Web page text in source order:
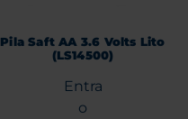
Pila Saft AA 3.6 Volts Lito
(LS14500)
Entra
o